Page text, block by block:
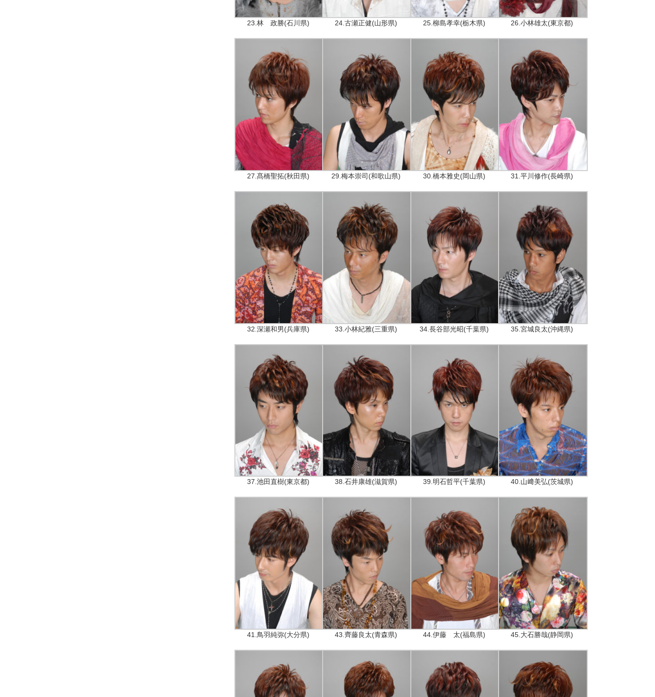
23.林 政勝(石川県) 24.古瀬正健(山形県) 25.柳島孝幸(栃木県) 26.小林雄太(東京都)
27.髙橋聖拓(秋田県) 29.梅本崇司(和歌山県) 30.橋本雅史(岡山県) 31.平川修作(長崎県)
32.深瀬和男(兵庫県) 33.小林紀雅(三重県) 34.長谷部光昭(千葉県) 35.宮城良太(沖縄県)
37.池田直樹(東京都) 38.石井康雄(滋賀県) 39.明石哲平(千葉県) 40.山﨑美弘(茨城県)
41.鳥羽純弥(大分県) 43.齊藤良太(青森県) 44.伊藤 太(福島県) 45.大石勝哉(静岡県)